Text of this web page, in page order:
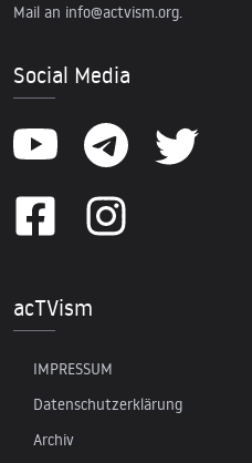
Mail an info@actvism.org.
Social Media
acTVism
IMPRESSUM
Datenschutzerklärung
Archiv